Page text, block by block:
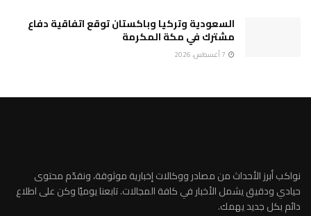
السعودية وتركيا وباكستان توقع اتفاقية دفاع
مشترك في مكة المكرمة
نواكب أبرز الأحداث من مصادر ووكالات إخبارية موثوقة، ونقدّم محتوى
حيادي ودقيق يشمل الأخبار في كافة المجالات. تابعنا يوميًا وكن على اطلاع
دائم بكل جديد يهمك.